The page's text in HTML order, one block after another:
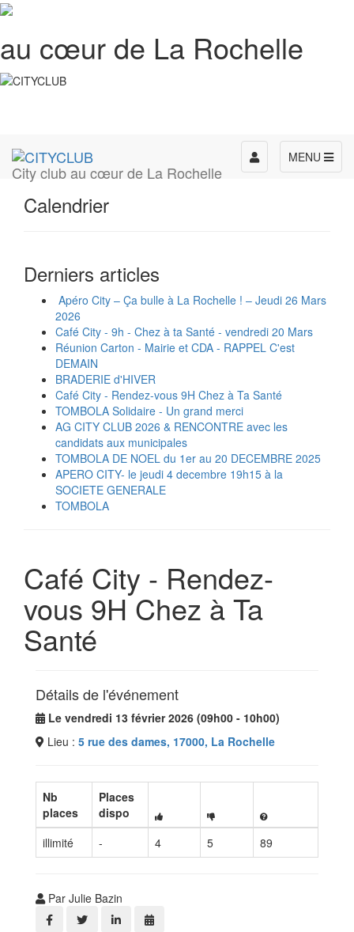
au cœur de La Rochelle
City club au cœur de La Rochelle
MENU
Toggle
navigation
Calendrier
Derniers articles
Apéro City – Ça bulle à La Rochelle ! – Jeudi 26 Mars
2026
Café City - 9h - Chez à ta Santé - vendredi 20 Mars
Réunion Carton - Mairie et CDA - RAPPEL C'est
DEMAIN
BRADERIE d'HIVER
Café City - Rendez-vous 9H Chez à Ta Santé
TOMBOLA Solidaire - Un grand merci
AG CITY CLUB 2026 & RENCONTRE avec les
candidats aux municipales
TOMBOLA DE NOEL du 1er au 20 DECEMBRE 2025
APERO CITY- le jeudi 4 decembre 19h15 à la
SOCIETE GENERALE
TOMBOLA
Café City - Rendez-
vous 9H Chez à Ta
Santé
Détails de l'événement
Le vendredi 13 février 2026 (09h00 - 10h00)
Lieu : 5 rue des dames, 17000, La Rochelle
Nb
places
Places
dispo
illimité
- 4 5 89
Par Julie Bazin